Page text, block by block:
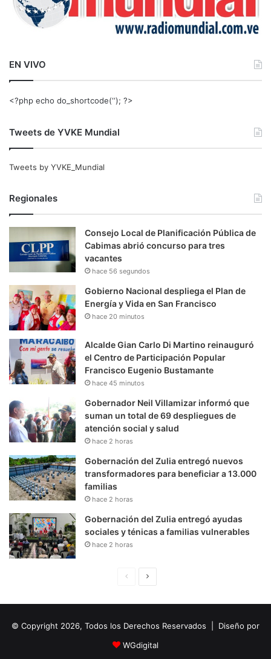
EN VIVO
<?php echo do_shortcode(‘‘); ?>
Tweets de YVKE Mundial
Tweets by YVKE_Mundial
Regionales
Consejo Local de Planificación Pública de
Cabimas abrió concurso para tres
vacantes
hace 56 segundos
Gobierno Nacional despliega el Plan de
Energía y Vida en San Francisco
hace 20 minutos
Alcalde Gian Carlo Di Martino reinauguró
el Centro de Participación Popular
Francisco Eugenio Bustamante
hace 45 minutos
Gobernador Neil Villamizar informó que
suman un total de 69 despliegues de
atención social y salud
hace 2 horas
Gobernación del Zulia entregó nuevos
transformadores para beneficiar a 13.000
familias
hace 2 horas
Gobernación del Zulia entregó ayudas
sociales y ténicas a familias vulnerables
hace 2 horas
i
n
u
i
© Copyright 2026, Todos los Derechos Reservados | Diseño por
WGdigital